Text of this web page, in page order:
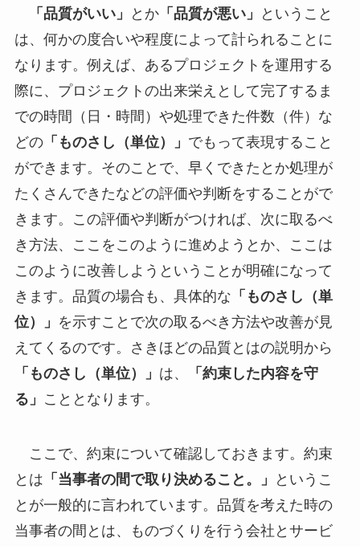
「品質がいい」 とか「品質が悪い」
ということ
は、何かの度合いや程度によって計られることに
なります。例えば、あるプロジェクトを運用する
際に、プロジェクトの出来栄えとして完了するま
での時間（日・時間）や処理できた件数（件）な
どの「ものさし（単位）」 でもって表現すること
ができます。そのことで、早くできたとか処理が
たくさんできたなどの評価や判断をすることがで
きます。この評価や判断がつければ、次に取るべ
き方法、ここをこのように進めようとか、ここは
このように改善しようということが明確になって
きます。品質の場合も、具体的な 「ものさし（単
位）」 を示すことで次の取るべき方法や改善が見
えてくるのです。さきほどの品質とはの説明から
「ものさし（単位）」 は、
「約束した内容を守
る」 こととなります。
ここで、約束について確認しておきます。約束
とは 「当事者の間で取り決めること。」
というこ
とが一般的に言われています。品質を考えた時の
当事者の間とは、ものづくりを行う会社とサービ